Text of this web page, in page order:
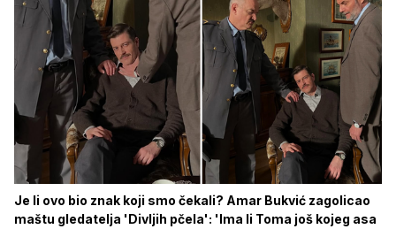
Je li ovo bio znak koji smo čekali? Amar Bukvić zagolicao
maštu gledatelja 'Divljih pčela': 'Ima li Toma još kojeg asa